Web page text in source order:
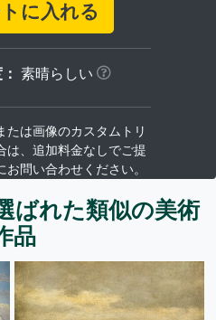
に入れる
素晴らしい
たは画像のカスタムトリ
は、追加料金なしでご提
問い合わせください。
ばれた類似の美術
品